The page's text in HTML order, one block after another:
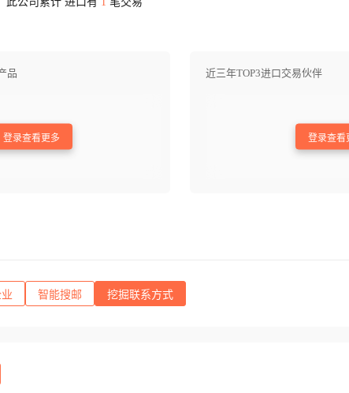
品
登录查看更多
近三年TOP3进口交易伙伴
登录查看
智能搜邮 挖掘联系方式